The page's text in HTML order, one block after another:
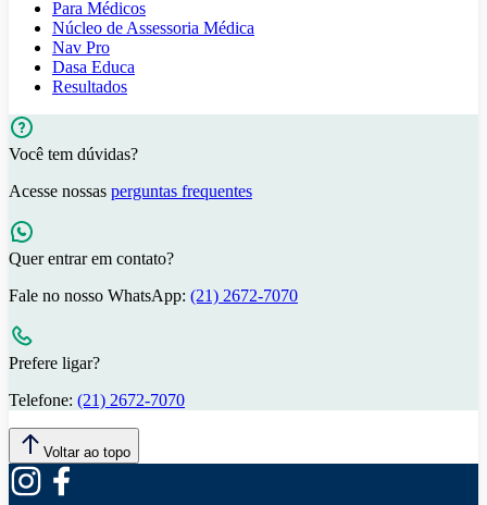
Para Médicos
Núcleo de Assessoria Médica
Nav Pro
Dasa Educa
Resultados
Você tem dúvidas?
Acesse nossas perguntas frequentes
Quer entrar em contato?
Fale no nosso WhatsApp: (21) 2672-7070
Prefere ligar?
Telefone: (21) 2672-7070
Voltar ao topo